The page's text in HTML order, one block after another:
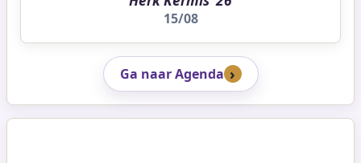
15/08
Ga naar Agenda